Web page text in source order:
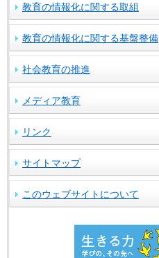
教育の情報化に関する取組
教育の情報化に関する基盤整備
社会教育の推進
メディア教育
リンク
サイトマップ
このウェブサイトについて